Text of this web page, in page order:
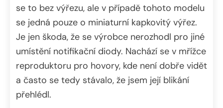
se to bez výřezu, ale v případě tohoto modelu
se jedná pouze o miniaturní kapkovitý výřez.
Je jen škoda, že se výrobce nerozhodl pro jiné
umístění notifikační diody. Nachází se v mřížce
reproduktoru pro hovory, kde není dobře vidět
a často se tedy stávalo, že jsem její blikání
přehlédl.